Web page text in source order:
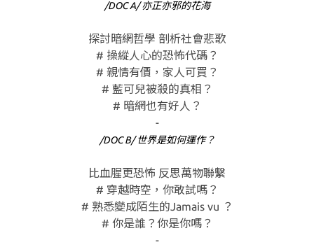
/DOC A/ 亦正亦邪的花海
探討暗網哲學 剖析社會悲歌
# 操縱人心的恐怖代碼？
# 親情有價，家人可買？
# 藍可兒被殺的真相？
# 暗網也有好人？
-
/DOC B/ 世界是如何運作？
比血腥更恐怖 反思萬物聯繫
# 穿越時空，你敢試嗎？
# 熟悉變成陌生的Jamais vu ？
# 你是誰？你是你嗎？
-